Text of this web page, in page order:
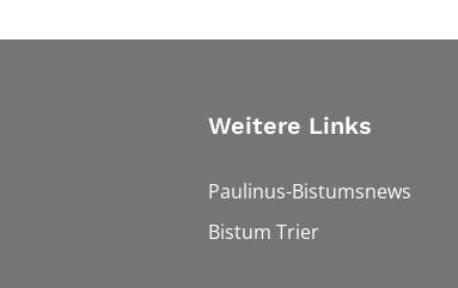
Weitere Links
Paulinus-Bistumsnews
Bistum Trier